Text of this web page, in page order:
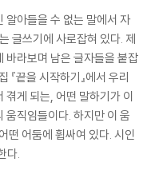
수 없을 그 ‘앎’을 향해 무
듯 잡히지 않고 완전히 길
인은 그것을 다듬고 정제하
한다. “요설과 사변과 횡설
내뿜으며 독자들을 유혹한
알아들을 수 없는 말에서 자
글쓰기에 사로잡혀 있다. 제
바라보며 남은 글자들을 붙잡
끝을 시작하기』에서 우리
겪게 되는, 어떤 말하기가 이
움직임들이다. 하지만 이 움
떤 어둠에 휩싸여 있다. 시인
다.